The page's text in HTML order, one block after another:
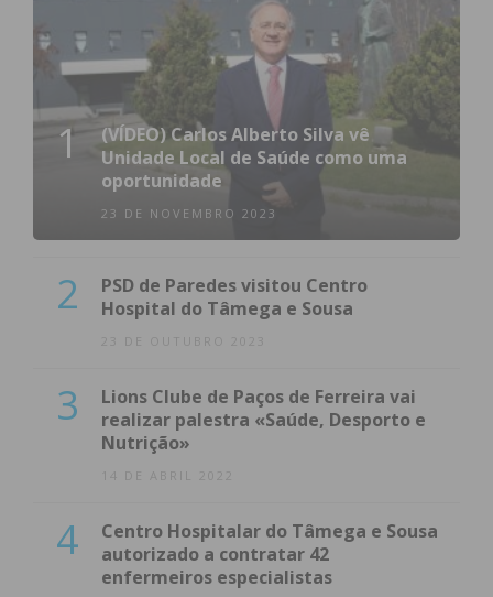
1
(VÍDEO) Carlos Alberto Silva vê
Unidade Local de Saúde como uma
oportunidade
23 DE NOVEMBRO 2023
2
PSD de Paredes visitou Centro
Hospital do Tâmega e Sousa
23 DE OUTUBRO 2023
3
Lions Clube de Paços de Ferreira vai
realizar palestra «Saúde, Desporto e
Nutrição»
14 DE ABRIL 2022
4
Centro Hospitalar do Tâmega e Sousa
autorizado a contratar 42
enfermeiros especialistas